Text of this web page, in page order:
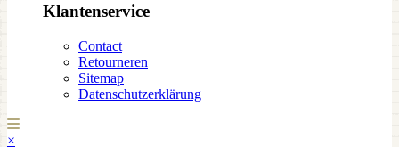
Klantenservice
Contact
Retourneren
Sitemap
Datenschutzerklärung
×